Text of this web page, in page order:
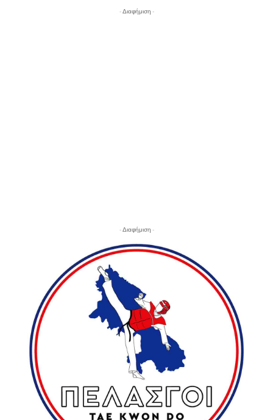
- Διαφήμιση -
- Διαφήμιση -